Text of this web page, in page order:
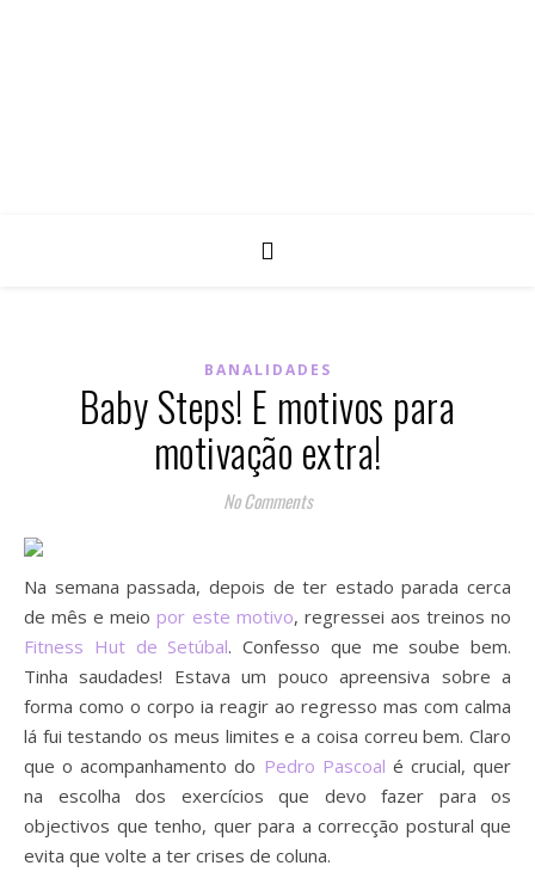
BANALIDADES
Baby Steps! E motivos para
motivação extra!
No Comments
Na semana passada, depois de ter estado parada cerca
de mês e meiopor este motivo, regressei aos treinos no
Fitness Hut de Setúbal. Confesso que me soube bem.
Tinha saudades! Estava um pouco apreensiva sobre a
forma como o corpo ia reagir ao regresso mas com calma
lá fui testando os meus limites e a coisa correu bem. Claro
que o acompanhamento do Pedro Pascoal é crucial, quer
na escolha dos exercícios que devo fazer para os
objectivos que tenho, quer para a correcção postural que
evita que volte a ter crises de coluna.